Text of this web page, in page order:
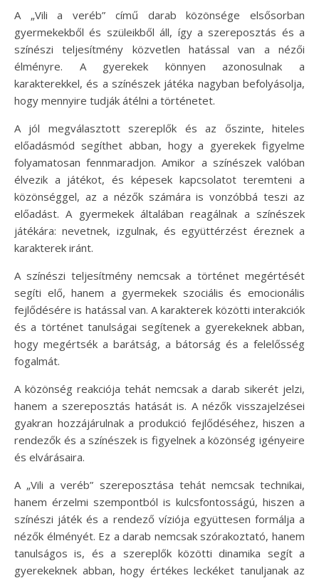
A „Vili a veréb” című darab közönsége elsősorban
gyermekekből és szüleikből áll, így a szereposztás és a
színészi teljesítmény közvetlen hatással van a nézői
élményre. A gyerekek könnyen azonosulnak a
karakterekkel, és a színészek játéka nagyban befolyásolja,
hogy mennyire tudják átélni a történetet.
A jól megválasztott szereplők és az őszinte, hiteles
előadásmód segíthet abban, hogy a gyerekek figyelme
folyamatosan fennmaradjon. Amikor a színészek valóban
élvezik a játékot, és képesek kapcsolatot teremteni a
közönséggel, az a nézők számára is vonzóbbá teszi az
előadást. A gyermekek általában reagálnak a színészek
játékára: nevetnek, izgulnak, és együttérzést éreznek a
karakterek iránt.
A színészi teljesítmény nemcsak a történet megértését
segíti elő, hanem a gyermekek szociális és emocionális
fejlődésére is hatással van. A karakterek közötti interakciók
és a történet tanulságai segítenek a gyerekeknek abban,
hogy megértsék a barátság, a bátorság és a felelősség
fogalmát.
A közönség reakciója tehát nemcsak a darab sikerét jelzi,
hanem a szereposztás hatását is. A nézők visszajelzései
gyakran hozzájárulnak a produkció fejlődéséhez, hiszen a
rendezők és a színészek is figyelnek a közönség igényeire
és elvárásaira.
A „Vili a veréb” szereposztása tehát nemcsak technikai,
hanem érzelmi szempontból is kulcsfontosságú, hiszen a
színészi játék és a rendező víziója együttesen formálja a
nézők élményét. Ez a darab nemcsak szórakoztató, hanem
tanulságos is, és a szereplők közötti dinamika segít a
gyerekeknek abban, hogy értékes leckéket tanuljanak az